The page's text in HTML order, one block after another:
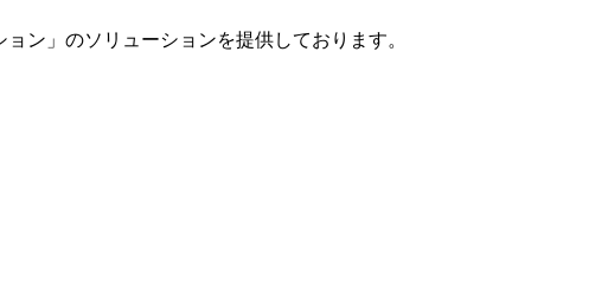
ン」のソリューションを提供しております。